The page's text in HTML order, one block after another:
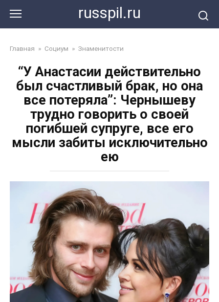
контенту
russpil.ru
Главная » Социум » Знаменитости
“У Анастасии действительно
был счастливый брак, но она
все потеряла”: Чернышеву
трудно говорить о своей
погибшей супруге, все его
мысли забиты исключительно
ею